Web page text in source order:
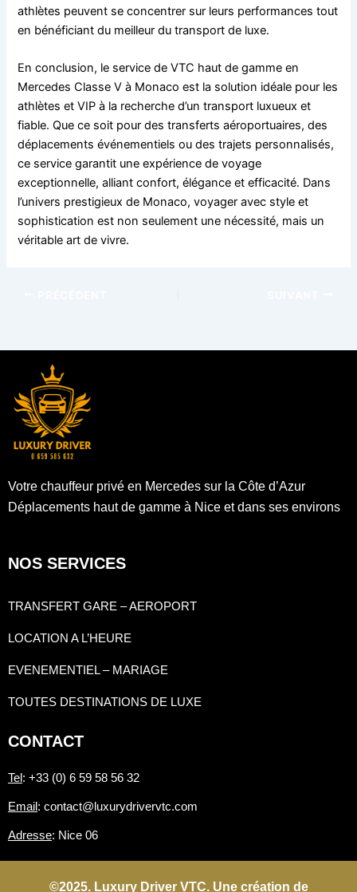
athlètes peuvent se concentrer sur leurs performances tout
en bénéficiant du meilleur du transport de luxe.
En conclusion, le service de VTC haut de gamme en
Mercedes Classe V à Monaco est la solution idéale pour les
athlètes et VIP à la recherche d’un transport luxueux et
fiable. Que ce soit pour des transferts aéroportuaires, des
déplacements événementiels ou des trajets personnalisés,
ce service garantit une expérience de voyage
exceptionnelle, alliant confort, élégance et efficacité. Dans
l’univers prestigieux de Monaco, voyager avec style et
sophistication est non seulement une nécessité, mais un
véritable art de vivre.
Votre chauffeur privé en Mercedes sur la Côte d’Azur
Déplacements haut de gamme à Nice et dans ses environs
NOS SERVICES
TRANSFERT GARE – AEROPORT
LOCATION A L’HEURE
EVENEMENTIEL – MARIAGE
TOUTES DESTINATIONS DE LUXE
CONTACT
Tel : +33 (0) 6 59 58 56 32
Email : contact@luxurydrivervtc.com
Adresse: Nice 06
©2025. Luxury Driver VTC. Une création de